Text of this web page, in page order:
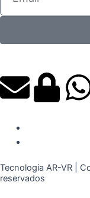
E
n
v
e
L
k t
Tecnologia AR-VR |
reservados